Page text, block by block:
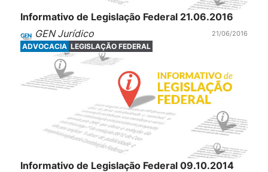
Informativo de Legislação Federal 21.06.2016
GEN Jurídico
21/06/2016
ADVOCACIA LEGISLAÇÃO FEDERAL
Informativo de Legislação Federal 09.10.2014